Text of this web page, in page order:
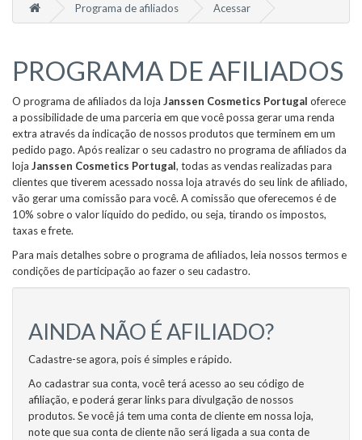
Programa de afiliados Acessar
PROGRAMA DE AFILIADOS
O programa de afiliados da loja Janssen Cosmetics Portugal oferece
a possibilidade de uma parceria em que você possa gerar uma renda
extra através da indicação de nossos produtos que terminem em um
pedido pago. Após realizar o seu cadastro no programa de afiliados da
loja Janssen Cosmetics Portugal, todas as vendas realizadas para
clientes que tiverem acessado nossa loja através do seu link de afiliado,
vão gerar uma comissão para você. A comissão que oferecemos é de
10% sobre o valor líquido do pedido, ou seja, tirando os impostos,
taxas e frete.
Para mais detalhes sobre o programa de afiliados, leia nossos termos e
condições de participação ao fazer o seu cadastro.
AINDA NÃO É AFILIADO?
Cadastre-se agora, pois é simples e rápido.
Ao cadastrar sua conta, você terá acesso ao seu código de
afiliação, e poderá gerar links para divulgação de nossos
produtos. Se você já tem uma conta de cliente em nossa loja,
note que sua conta de cliente não será ligada a sua conta de